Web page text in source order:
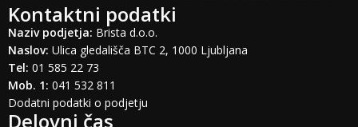
Kontaktni podatki
Naziv podjetja: Brista d.o.o.
Naslov: Ulica gledališča BTC 2, 1000 Ljubljana
Tel: 01 585 22 73
Mob. 1: 041 532 811
Dodatni podatki o podjetju
Delovni čas